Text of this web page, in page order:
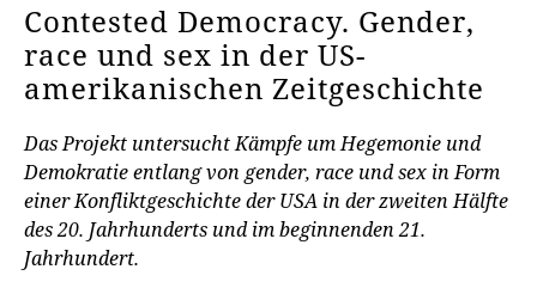
Contested Democracy. Gender,
race und sex in der US-
amerikanischen Zeitgeschichte
Das Projekt untersucht Kämpfe um Hegemonie und
Demokratie entlang von gender, race und sex in Form
einer Konfliktgeschichte der USA in der zweiten Hälfte
des 20. Jahrhunderts und im beginnenden 21.
Jahrhundert.